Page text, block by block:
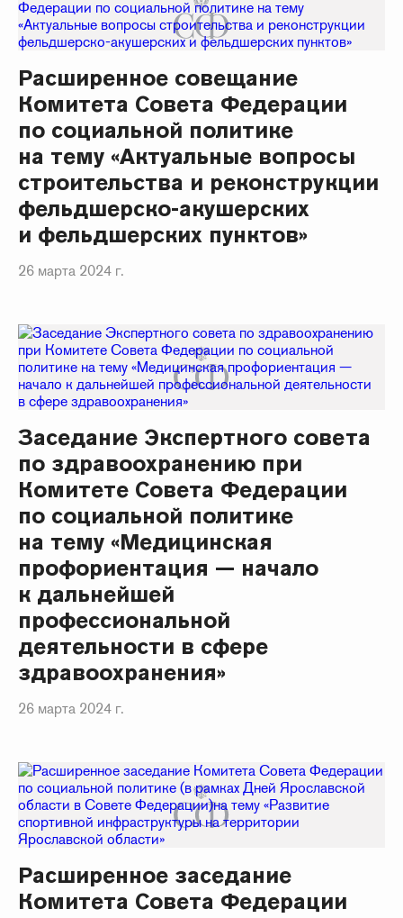
Расширенное совещание
Комитета Совета Федерации
по социальной политике
на тему «Актуальные вопросы
строительства и реконструкции
фельдшерско-акушерских
и фельдшерских пунктов»
26 марта 2024 г.
Заседание Экспертного совета
по здравоохранению при
Комитете Совета Федерации
по социальной политике
на тему «Медицинская
профориентация — начало
к дальнейшей
профессиональной
деятельности в сфере
здравоохранения»
26 марта 2024 г.
Расширенное заседание
Комитета Совета Федерации